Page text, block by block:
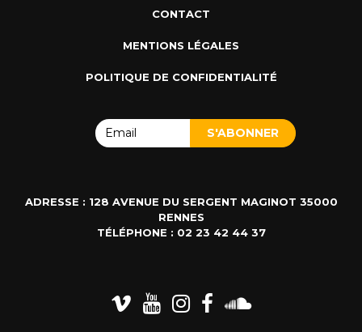
CONTACT
MENTIONS LÉGALES
POLITIQUE DE CONFIDENTIALITÉ
ADRESSE : 128 AVENUE DU SERGENT MAGINOT 35000
RENNES
TÉLÉPHONE : 02 23 42 44 37